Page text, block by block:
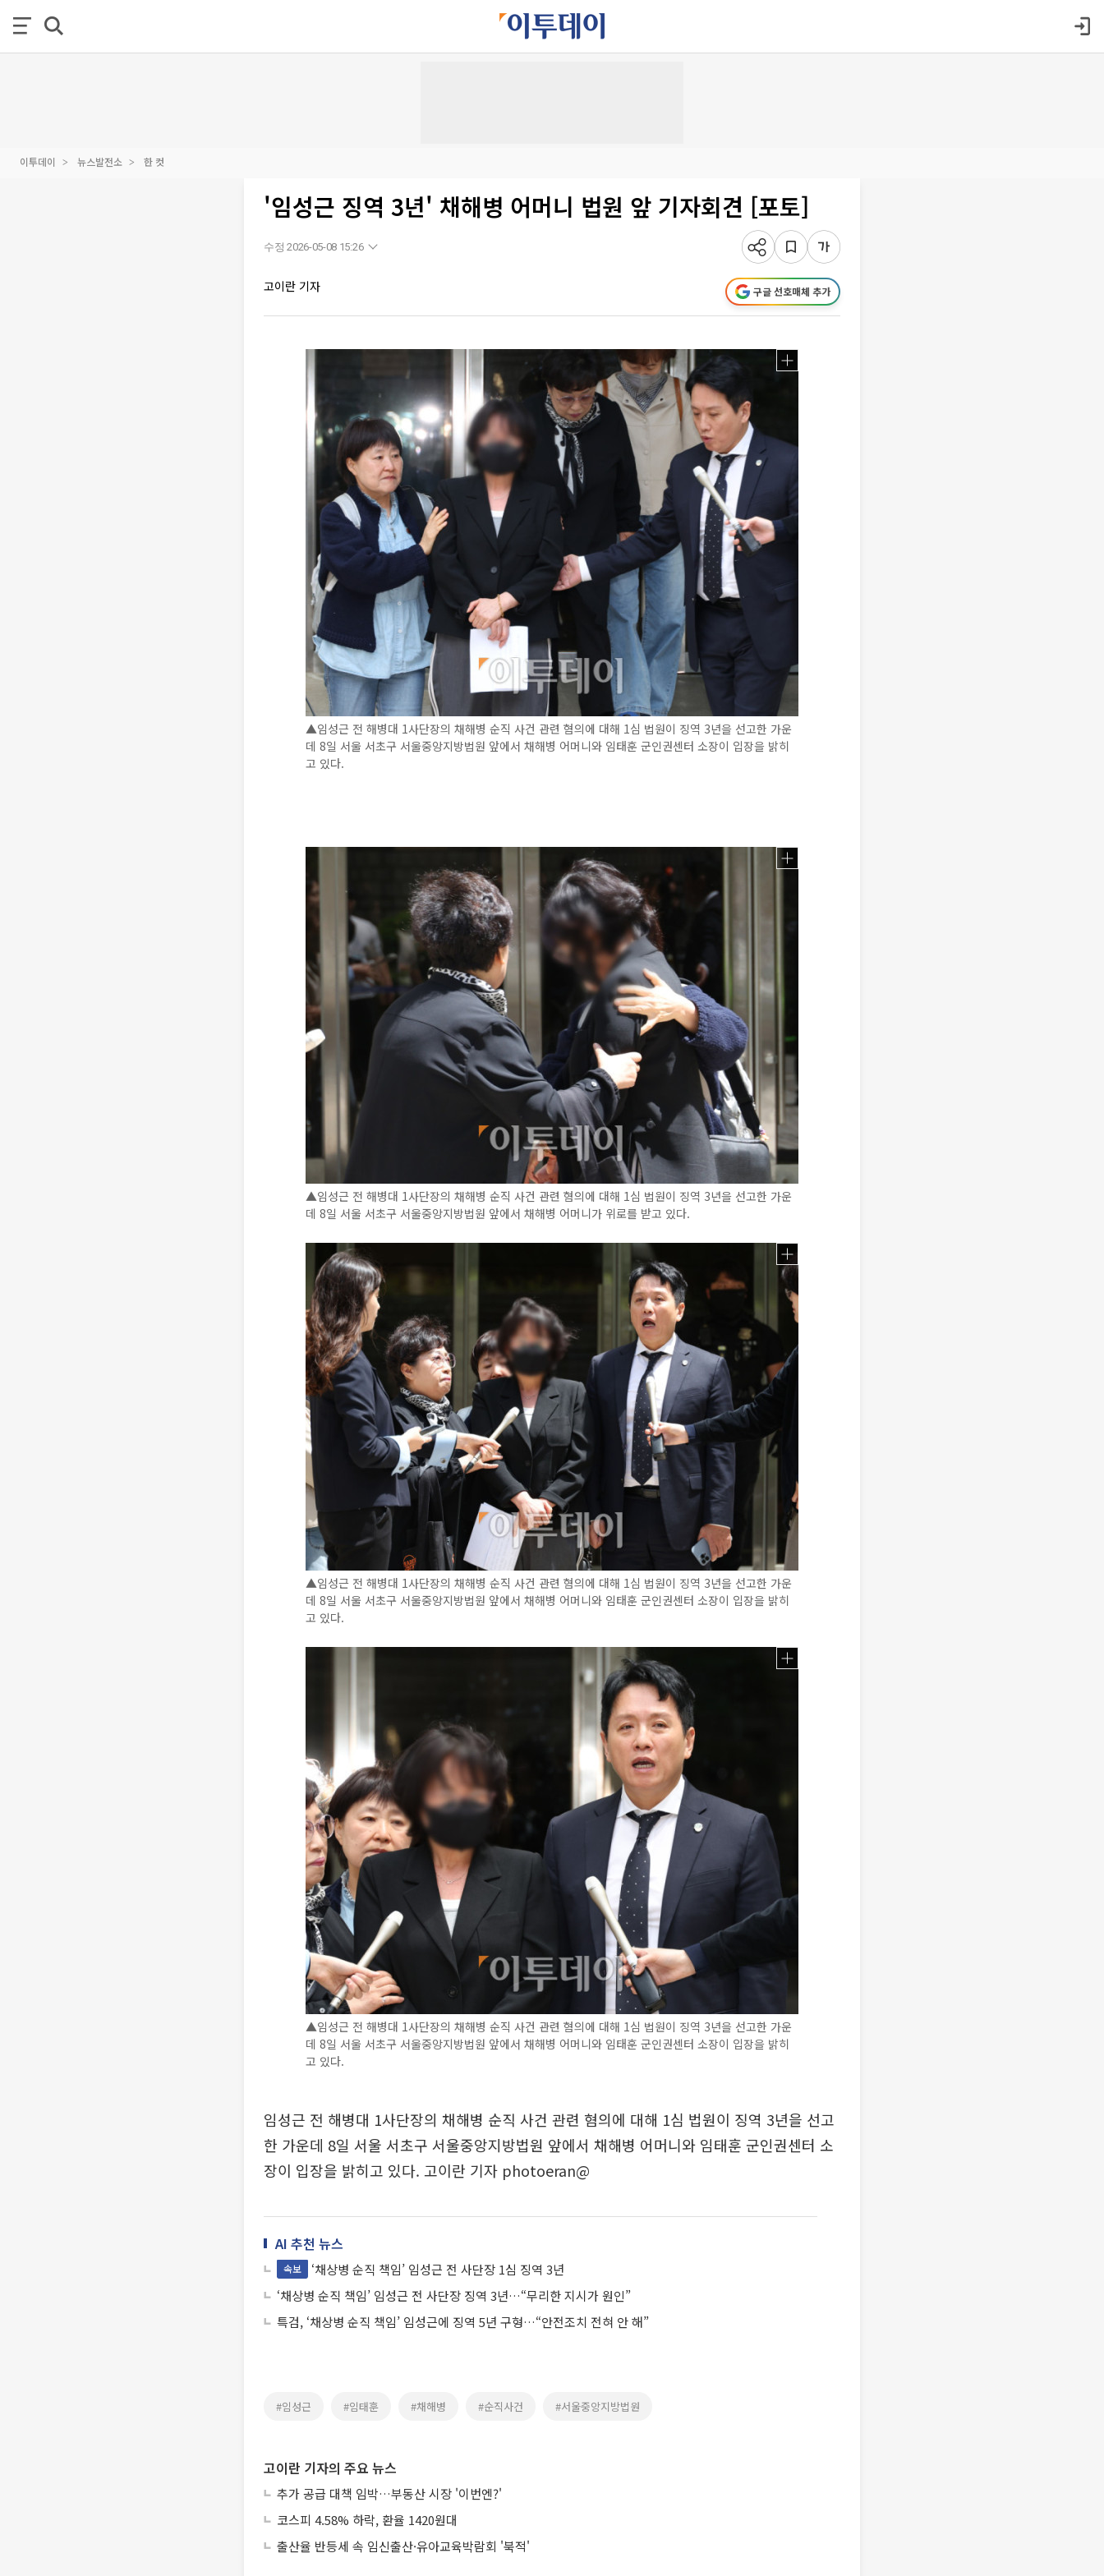
이투데이 뉴스발전소 한 컷
'임성근 징역 3년' 채해병 어머니 법원 앞 기자회견 [포토]
수정 2026-05-08 15:26
고이란 기자 구글 선호매체 추가
▲임성근 전 해병대 1사단장의 채해병 순직 사건 관련 혐의에 대해 1심 법원이 징역 3년을 선고한 가운
데 8일 서울 서초구 서울중앙지방법원 앞에서 채해병 어머니와 임태훈 군인권센터 소장이 입장을 밝히
고 있다.
▲임성근 전 해병대 1사단장의 채해병 순직 사건 관련 혐의에 대해 1심 법원이 징역 3년을 선고한 가운
데 8일 서울 서초구 서울중앙지방법원 앞에서 채해병 어머니가 위로를 받고 있다.
▲임성근 전 해병대 1사단장의 채해병 순직 사건 관련 혐의에 대해 1심 법원이 징역 3년을 선고한 가운
데 8일 서울 서초구 서울중앙지방법원 앞에서 채해병 어머니와 임태훈 군인권센터 소장이 입장을 밝히
고 있다.
▲임성근 전 해병대 1사단장의 채해병 순직 사건 관련 혐의에 대해 1심 법원이 징역 3년을 선고한 가운
데 8일 서울 서초구 서울중앙지방법원 앞에서 채해병 어머니와 임태훈 군인권센터 소장이 입장을 밝히
고 있다.
임성근 전 해병대 1사단장의 채해병 순직 사건 관련 혐의에 대해 1심 법원이 징역 3년을 선고
한 가운데 8일 서울 서초구 서울중앙지방법원 앞에서 채해병 어머니와 임태훈 군인권센터 소
장이 입장을 밝히고 있다. 고이란 기자 photoeran@
AI 추천 뉴스
속보
‘채상병 순직 책임’ 임성근 전 사단장 1심 징역 3년
‘채상병 순직 책임’ 임성근 전 사단장 징역 3년…“무리한 지시가 원인”
특검, ‘채상병 순직 책임’ 임성근에 징역 5년 구형…“안전조치 전혀 안 해”
#임성근 #임태훈 #채해병 #순직사건 #서울중앙지방법원
고이란 기자의 주요 뉴스
추가 공급 대책 임박…부동산 시장 '이번엔?'
코스피 4.58% 하락, 환율 1420원대
출산율 반등세 속 임신출산·유아교육박람회 '북적'